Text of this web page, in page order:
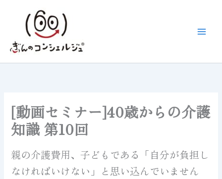
ッ
[動画セミナー]40歳からの介護
知識 第10回
親の介護費用、子どもである「自分が負担し
なければいけない」と思い込んでいません